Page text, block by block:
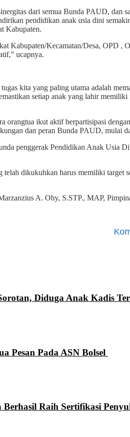
dari semua Bunda PAUD, dan
pendidikan anak usia dini
Kabupaten.
Kabupaten/Kecamatan/Desa, OPD
ucapnya.
kita yang paling utama adalah
setiap anak yang lahir
orangtua ikut aktif berpartisipasi
dan peran Bunda PAUD,
penggerak Pendidikan Anak Usia
dikukuhkan harus memiliki
A. Ohy, S.STP., MAP,
Diduga Anak Kadis
Pesan Pada ASN Bolsel
Berhasil Raih Sertifikasi